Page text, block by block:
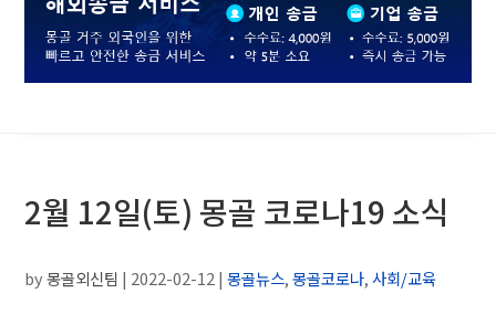
2월 12일(토) 몽골 코로나19 소식
by몽골외신팀 | 2022-02-12 |몽골뉴스,몽골코로나,사회/교육